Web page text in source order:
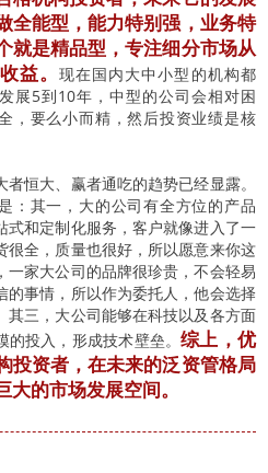
全能型，能力特别强，业务特
就是精品型，专注细分市场从
益。 现在国内大中小型的机构都
展5到10年，中型的公司会相对困
，要么小而精，然后投资业绩是核
者恒大、赢者通吃的趋势已经显露。
：其一，大的公司有全方位的产品
式和定制化服务，客户就像进入了一
很全，质量也很好，所以愿意来你这
一家大公司的品牌很珍贵，不会轻易
的事情，所以作为委托人，他会选择
其三，大公司能够在科技以及各方面
的投入，形成技术壁垒。综上，优
投资者，在未来的泛资管格局
大的市场发展空间。